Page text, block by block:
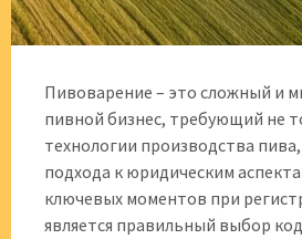
Пивоварение – это сложный и
пивной бизнес, требующий не
технологии производства
подхода к юридическим
ключевых моментов при
является правильный выбор